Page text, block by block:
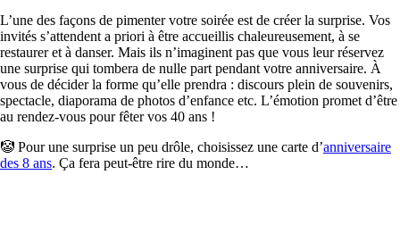
L’une des façons de pimenter votre soirée est de créer la surprise. Vos
invités s’attendent a priori à être accueillis chaleureusement, à se
restaurer et à danser. Mais ils n’imaginent pas que vous leur réservez
une surprise qui tombera de nulle part pendant votre anniversaire. À
vous de décider la forme qu’elle prendra : discours plein de souvenirs,
spectacle, diaporama de photos d’enfance etc. L’émotion promet d’être
au rendez-vous pour fêter vos 40 ans !
🤡 Pour une surprise un peu drôle, choisissez une carte d’anniversaire
des 8 ans. Ça fera peut-être rire du monde…